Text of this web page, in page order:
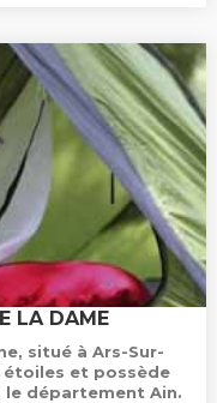
LA DAME
situé à Ars-Sur-
étoiles et possède
le département Ain.